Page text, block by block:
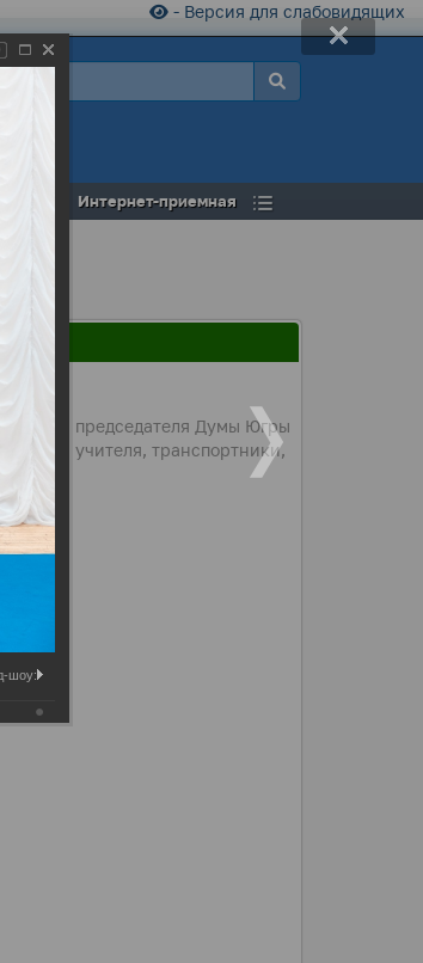
- Версия для слабовидящих
Интернет-приемная
председателя Думы Югры
учителя, транспортники,
шоу: